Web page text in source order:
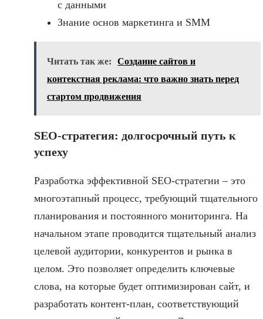
с данными
Знание основ маркетинга и SMM
Читать так же:
Создание сайтов и
контекстная реклама: что важно знать перед
стартом продвижения
SEO-стратегия: долгосрочный путь к
успеху
Разработка эффективной SEO-стратегии – это
многоэтапный процесс, требующий тщательного
планирования и постоянного мониторинга. На
начальном этапе проводится тщательный анализ
целевой аудитории, конкурентов и рынка в
целом. Это позволяет определить ключевые
слова, на которые будет оптимизирован сайт, и
разработать контент-план, соответствующий